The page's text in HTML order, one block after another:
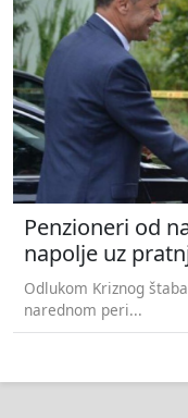
Penzioneri od
napolje uz
Odlukom Kriznog
narednom peri...